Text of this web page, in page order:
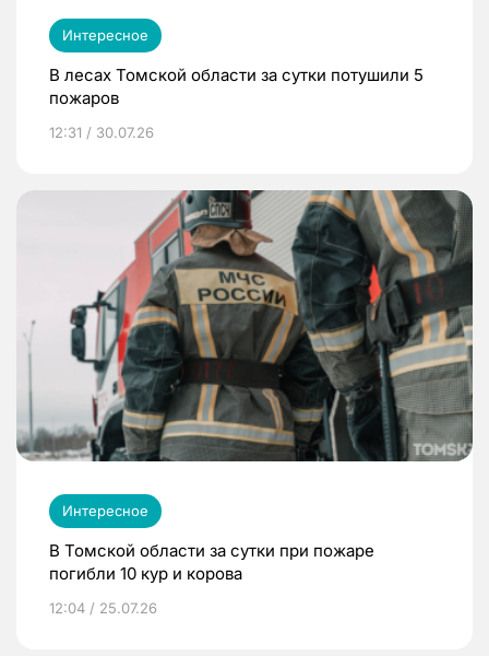
Интересное
В лесах Томской области за сутки потушили 5
пожаров
12:31 / 30.07.26
Интересное
В Томской области за сутки при пожаре
погибли 10 кур и корова
12:04 / 25.07.26